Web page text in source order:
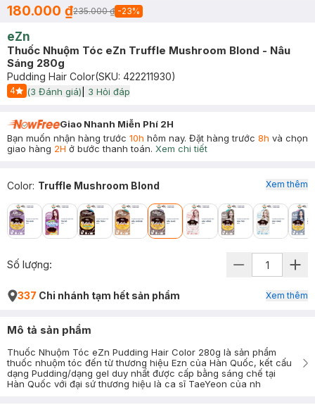
180.000 ₫235.000 ₫ -23%
eZn
Thuốc Nhuộm Tóc eZn Truffle Mushroom Blond - Nâu
Sáng 280g
Pudding Hair Color(SKU: 422211930)
4
Start Icon
(3 Đánh giá) 3 Hỏi đáp
Giao Nhanh Miễn Phí 2H
Bạn muốn nhận hàng trước 10h hôm nay. Đặt hàng trước 8h và chọn
giao hàng 2H ở bước thanh toán. Xem chi tiết
Color: Truffle Mushroom Blond Xem thêm
Số lượng:
337 Chi nhánh tạm hết sản phẩm Xem thêm
Mô tả sản phẩm
Thuốc Nhuộm Tóc eZn Pudding Hair Color 280g là sản phẩm
thuốc nhuộm tóc đến từ thương hiệu Ezn của Hàn Quốc, kết cấu
dạng Pudding/dạng gel duy nhất được cấp bằng sáng chế tại
Hàn Quốc với đại sứ thương hiệu là ca sĩ TaeYeon của nh